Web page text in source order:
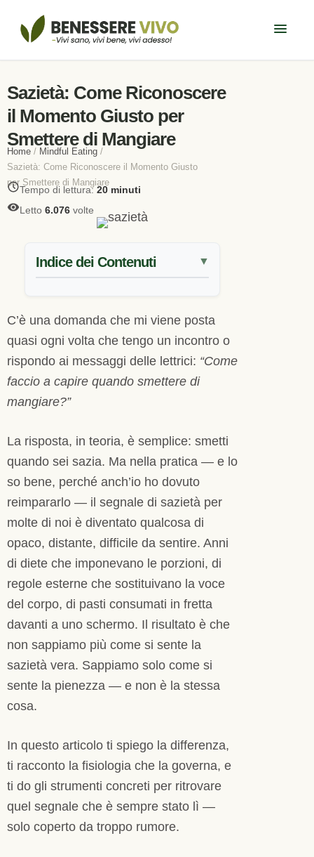
Sazietà: Come Riconoscere
il Momento Giusto per
Smettere di Mangiare
Home / Mindful Eating /
Sazietà: Come Riconoscere il Momento Giusto
per Smettere di Mangiare
Tempo di lettura:20 minuti
Letto 6.076 volte
Indice dei Contenuti ▼
C’è una domanda che mi viene posta
quasi ogni volta che tengo un incontro o
rispondo ai messaggi delle lettrici: “Come
faccio a capire quando smettere di
mangiare?”
La risposta, in teoria, è semplice: smetti
quando sei sazia. Ma nella pratica — e lo
so bene, perché anch’io ho dovuto
reimpararlo — il segnale di sazietà per
molte di noi è diventato qualcosa di
opaco, distante, difficile da sentire. Anni
di diete che imponevano le porzioni, di
regole esterne che sostituivano la voce
del corpo, di pasti consumati in fretta
davanti a uno schermo. Il risultato è che
non sappiamo più come si sente la
sazietà vera. Sappiamo solo come si
sente la pienezza — e non è la stessa
cosa.
In questo articolo ti spiego la differenza,
ti racconto la fisiologia che la governa, e
ti do gli strumenti concreti per ritrovare
quel segnale che è sempre stato lì —
solo coperto da troppo rumore.